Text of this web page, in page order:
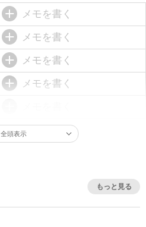
メモを書く
メモを書く
メモを書く
メモを書く
全頭表示
もっと見る